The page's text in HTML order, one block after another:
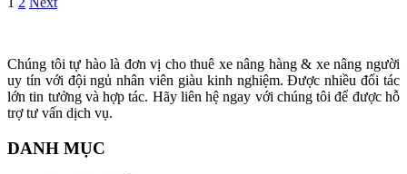
Chúng tôi tự hào là đơn vị cho thuê xe nâng hàng & xe nâng người
uy tín với đội ngủ nhân viên giàu kinh nghiệm. Được nhiều đối tác
lớn tin tưởng và hợp tác. Hãy liên hệ ngay với chúng tôi để được hỗ
trợ tư vấn dịch vụ.
DANH MỤC